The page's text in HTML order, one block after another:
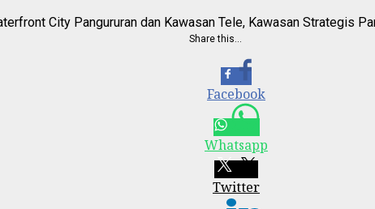
City Pangururan dan Kawasan Tele, Kawasan Strategis
Share this…
Facebook
Whatsapp
Twitter